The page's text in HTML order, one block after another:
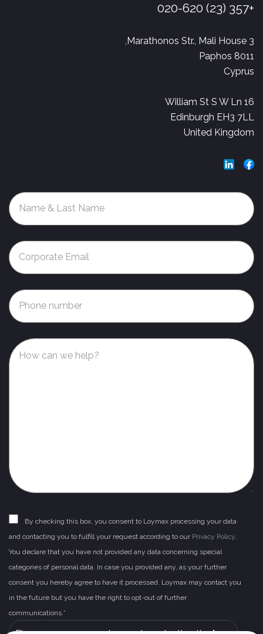
+357 (23) 020-620
3 Marathonos Str., Mali House,
Paphos 8011
Cyprus
16 William St S W Ln
Edinburgh EH3 7LL
United Kingdom
By checking this box, you consent to Loymax processing your data
and contacting you to fulfill your request according to our Privacy Policy.
You declare that you have not provided any data concerning special
categories of personal data. In case you provided any, as your further
consent you hereby agree to have it processed. Loymax may contact you
in the future but you have the right to opt-out of further
communications.*
Please leave this field empty.